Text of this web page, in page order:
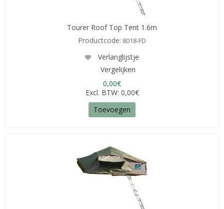
Tourer Roof Top Tent 1.6m
Productcode: 8018-FD
Verlanglijstje
Vergelijken
0,00€
Excl. BTW: 0,00€
Toevoegen